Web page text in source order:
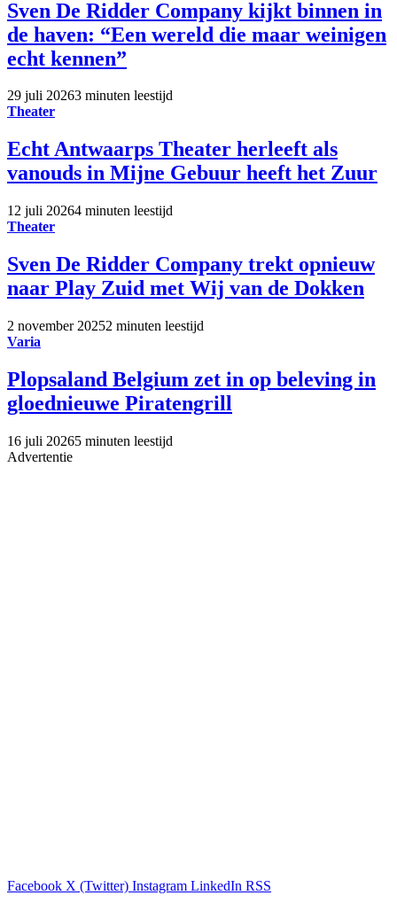
Sven De Ridder Company kijkt binnen in
de haven: “Een wereld die maar weinigen
echt kennen”
29 juli 20263 minuten leestijd
Theater
Echt Antwaarps Theater herleeft als
vanouds in Mijne Gebuur heeft het Zuur
12 juli 20264 minuten leestijd
Theater
Sven De Ridder Company trekt opnieuw
naar Play Zuid met Wij van de Dokken
2 november 20252 minuten leestijd
Varia
Plopsaland Belgium zet in op beleving in
gloednieuwe Piratengrill
16 juli 20265 minuten leestijd
Advertentie
Facebook X (Twitter) Instagram LinkedIn RSS